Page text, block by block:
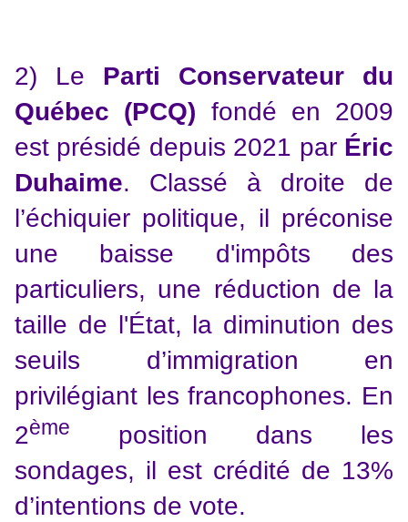
2) Le Parti Conservateur du
Québec (PCQ) fondé en 2009
est présidé depuis 2021 par Éric
Duhaime. Classé à droite de
l’échiquier politique, il préconise
une baisse d'impôts des
particuliers, une réduction de la
taille de l'État, la diminution des
seuils d’immigration en
privilégiant les francophones. En
2ème
position dans les
sondages, il est crédité de 13%
d’intentions de vote.